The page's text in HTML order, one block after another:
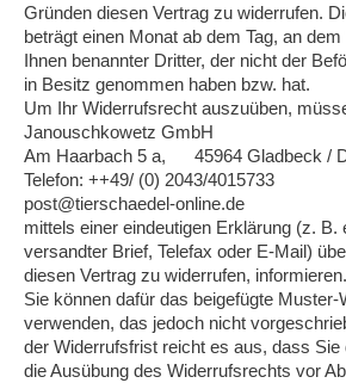
Gründen diesen Vertrag zu widerrufen.
beträgt einen Monat ab dem Tag, an
Ihnen benannter Dritter, der nicht der
in Besitz genommen haben bzw. hat.
Um Ihr Widerrufsrecht auszuüben,
Janouschkowetz GmbH
Am Haarbach 5 a, 45964 Gladbeck /
Telefon: ++49/ (0) 2043/4015733
post@tierschaedel-online.de
mittels einer eindeutigen Erklärung (z. B.
versandter Brief, Telefax oder E-Mail)
diesen Vertrag zu widerrufen, informieren.
Sie können dafür das beigefügte
verwenden, das jedoch nicht
der Widerrufsfrist reicht es aus, dass Sie
die Ausübung des Widerrufsrechts vor